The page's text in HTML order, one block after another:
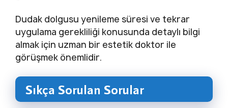
Dudak dolgusu yenileme süresi ve tekrar
uygulama gerekliliği konusunda detaylı bilgi
almak için uzman bir estetik doktor ile
görüşmek önemlidir.
Sıkça Sorulan Sorular